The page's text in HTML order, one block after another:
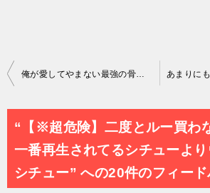
投
ー
“【※超危険】二度とルー買わ
一番再生されてるシチューよ
シチュー” への20件のフィード